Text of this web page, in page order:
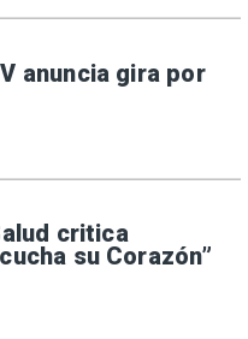
anuncia gira por
critica
su Corazón”